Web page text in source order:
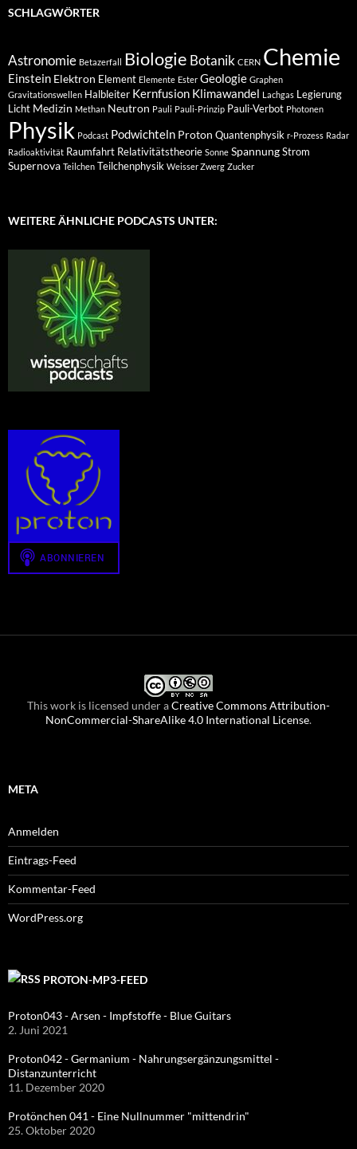
SCHLAGWÖRTER
Astronomie Betazerfall Biologie Botanik CERN Chemie
Einstein Elektron Element Elemente Ester Geologie Graphen
Gravitationswellen Halbleiter Kernfusion Klimawandel Lachgas Legierung
Licht Medizin Methan Neutron Pauli Pauli-Prinzip Pauli-Verbot Photonen
Physik Podcast Podwichteln Proton Quantenphysik r-Prozess Radar
Radioaktivität Raumfahrt Relativitätstheorie Sonne Spannung Strom
Supernova Teilchen Teilchenphysik Weisser Zwerg Zucker
WEITERE ÄHNLICHE PODCASTS UNTER:
This work is licensed under aCreative Commons Attribution-
NonCommercial-ShareAlike 4.0 International License.
META
Anmelden
Eintrags-Feed
Kommentar-Feed
WordPress.org
PROTON-MP3-FEED
Proton043 - Arsen - Impfstoffe - Blue Guitars
2. Juni 2021
Proton042 - Germanium - Nahrungsergänzungsmittel -
Distanzunterricht
11. Dezember 2020
Protönchen 041 - Eine Nullnummer "mittendrin"
25. Oktober 2020